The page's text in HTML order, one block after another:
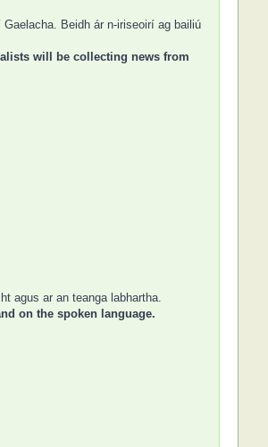
Beidh ár n-iriseoirí ag bailiú
will be collecting news from
agus ar an teanga labhartha.
on the spoken language.